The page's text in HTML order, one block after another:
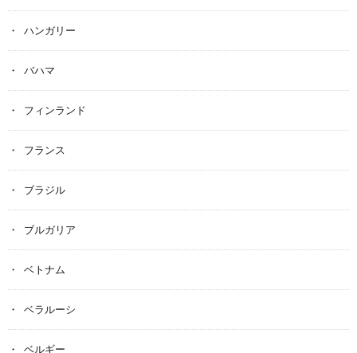
ハンガリー
バハマ
フィンランド
フランス
ブラジル
ブルガリア
ベトナム
ベラルーシ
ベルギー